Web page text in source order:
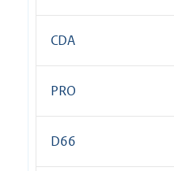
CDA
PRO
D66